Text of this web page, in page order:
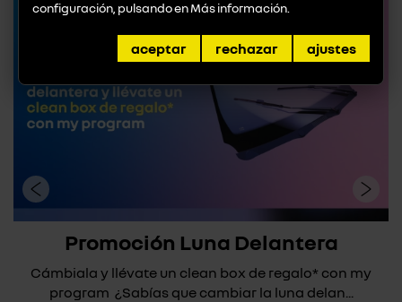
Promoción Luna Delantera
Cámbiala y llévate un clean box de regalo* con my
program ¿Sabías que cambiar la luna delan...
configuración, pulsando enMás información
aceptar rechazar ajustes